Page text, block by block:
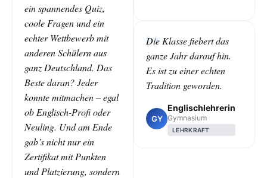
ein spannendes Quiz,
coole Fragen und ein
echter Wettbewerb mit
anderen Schülern aus
ganz Deutschland. Das
Beste daran? Jeder
konnte mitmachen – egal
ob Englisch-Profi oder
Neuling. Und am Ende
gab’s nicht nur ein
Zertifikat mit Punkten
und Platzierung, sondern
Die Klasse fiebert das
ganze Jahr darauf hin.
Es ist zu einer echten
Tradition geworden.
GY
Englischlehrerin
Gymnasium
LEHRKRAFT